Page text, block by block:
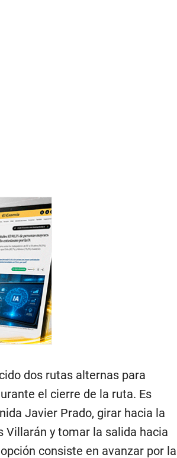
dos rutas alternas para
el cierre de la ruta. Es
Javier Prado, girar hacia la
Villarán y tomar la salida hacia
consiste en avanzar por la